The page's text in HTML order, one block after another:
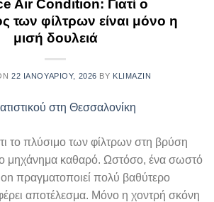
Air Condition: Γιατί ο
των φίλτρων είναι μόνο η
μισή δουλειά
22 ΙΑΝΟΥΑΡΊΟΥ, 2026 BY KLIMAZIN
το πλύσιμο των φίλτρων στη βρύση
το μηχάνημα καθαρό. Ωστόσο, ένα σωστό
πραγματοποιεί πολύ βαθύτερο
αποτέλεσμα. Μόνο η χοντρή σκόνη